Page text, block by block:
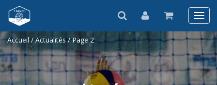
Accueil /Actualités/ Page 2